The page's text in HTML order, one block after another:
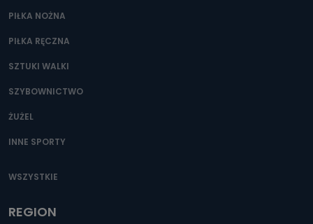
PIŁKA NOŻNA
PIŁKA RĘCZNA
SZTUKI WALKI
SZYBOWNICTWO
ŻUŻEL
INNE SPORTY
WSZYSTKIE
REGION